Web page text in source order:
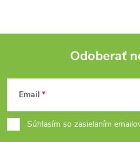
Z
á
Odoberať
Email
Súhlasím so zasielaním